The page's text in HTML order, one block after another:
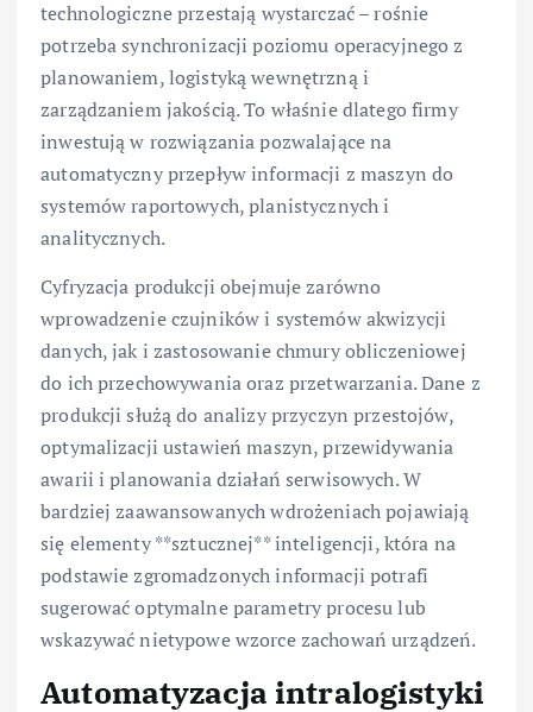
technologiczne przestają wystarczać – rośnie
potrzeba synchronizacji poziomu operacyjnego z
planowaniem, logistyką wewnętrzną i
zarządzaniem jakością. To właśnie dlatego firmy
inwestują w rozwiązania pozwalające na
automatyczny przepływ informacji z maszyn do
systemów raportowych, planistycznych i
analitycznych.
Cyfryzacja produkcji obejmuje zarówno
wprowadzenie czujników i systemów akwizycji
danych, jak i zastosowanie chmury obliczeniowej
do ich przechowywania oraz przetwarzania. Dane z
produkcji służą do analizy przyczyn przestojów,
optymalizacji ustawień maszyn, przewidywania
awarii i planowania działań serwisowych. W
bardziej zaawansowanych wdrożeniach pojawiają
się elementy **sztucznej** inteligencji, która na
podstawie zgromadzonych informacji potrafi
sugerować optymalne parametry procesu lub
wskazywać nietypowe wzorce zachowań urządzeń.
Automatyzacja intralogistyki